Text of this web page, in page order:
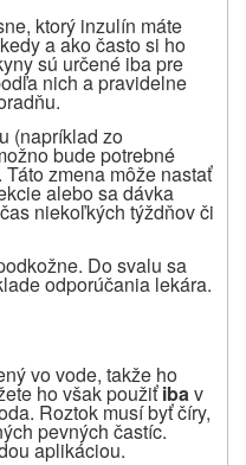
ktorý inzulín máte
a ako často si ho
sú určené iba pre
nich a pravidelne
(napríklad zo
bude potrebné
zmena môže nastať
alebo sa dávka
niekoľkých týždňov či
Do svalu sa
odporúčania lekára.
vo vode, takže ho
ho však použiťibav
Roztok musí byť číry,
pevných častíc.
aplikáciou.